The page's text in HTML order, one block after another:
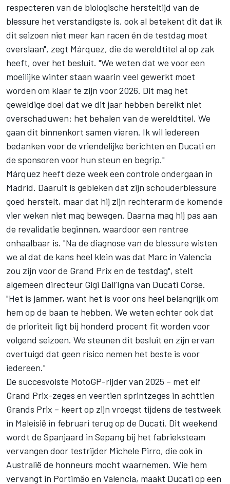
respecteren van de biologische hersteltijd van de
blessure het verstandigste is, ook al betekent dit dat ik
dit seizoen niet meer kan racen én de testdag moet
overslaan", zegt Márquez, die de wereldtitel al op zak
heeft, over het besluit. "We weten dat we voor een
moeilijke winter staan waarin veel gewerkt moet
worden om klaar te zijn voor 2026. Dit mag het
geweldige doel dat we dit jaar hebben bereikt niet
overschaduwen: het behalen van de wereldtitel. We
gaan dit binnenkort samen vieren. Ik wil iedereen
bedanken voor de vriendelijke berichten en Ducati en
de sponsoren voor hun steun en begrip."
Márquez heeft deze week een controle ondergaan in
Madrid. Daaruit is gebleken dat zijn schouderblessure
goed herstelt, maar dat hij zijn rechterarm de komende
vier weken niet mag bewegen. Daarna mag hij pas aan
de revalidatie beginnen, waardoor een rentree
onhaalbaar is. "Na de diagnose van de blessure wisten
we al dat de kans heel klein was dat Marc in Valencia
zou zijn voor de Grand Prix en de testdag", stelt
algemeen directeur Gigi Dall’Igna van Ducati Corse.
"Het is jammer, want het is voor ons heel belangrijk om
hem op de baan te hebben. We weten echter ook dat
de prioriteit ligt bij honderd procent fit worden voor
volgend seizoen. We steunen dit besluit en zijn ervan
overtuigd dat geen risico nemen het beste is voor
iedereen."
De succesvolste MotoGP-rijder van 2025 – met elf
Grand Prix-zeges en veertien sprintzeges in achttien
Grands Prix – keert op zijn vroegst tijdens de testweek
in Maleisië in februari terug op de Ducati. Dit weekend
wordt de Spanjaard in Sepang bij het fabrieksteam
vervangen door testrijder Michele Pirro, die ook in
Australië de honneurs mocht waarnemen. Wie hem
vervangt in Portimão en Valencia, maakt Ducati op een